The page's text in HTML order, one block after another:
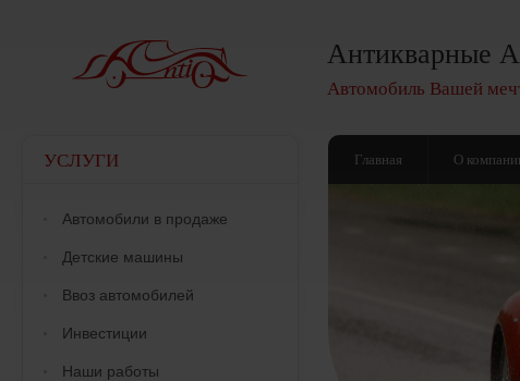
Антикварные
Автомобиль Вашей
Главная О
УСЛУГИ
Автомобили в продаже
Детские машины
Ввоз автомобилей
Инвестиции
Наши работы